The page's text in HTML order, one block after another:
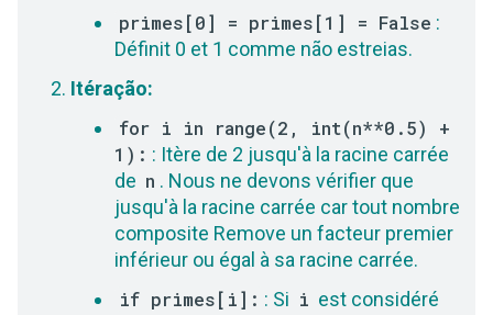
primes[0] = primes[1] = False :
Définit 0 et 1 comme não estreias.
Itéração:
for i in range(2, int(n**0.5) +
1): : Itère de 2 jusqu'à la racine carrée
de n . Nous ne devons vérifier que
jusqu'à la racine carrée car tout nombre
composite Remove un facteur premier
inférieur ou égal à sa racine carrée.
if primes[i]: : Si i est considéré